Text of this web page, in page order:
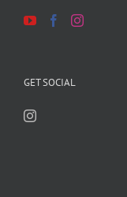
GET SOCIAL